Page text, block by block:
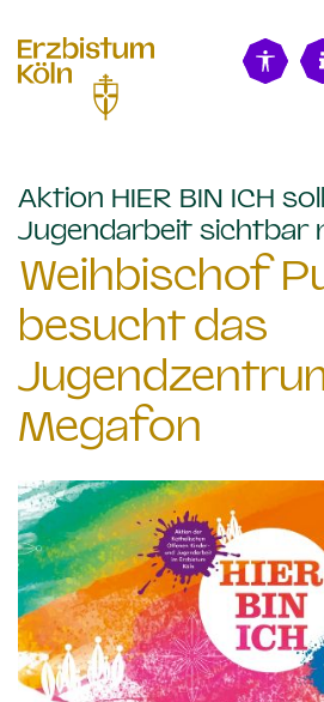
Aktion HIER BIN ICH
Jugendarbeit sichtbar
Weihbischof
besucht das
Megafon